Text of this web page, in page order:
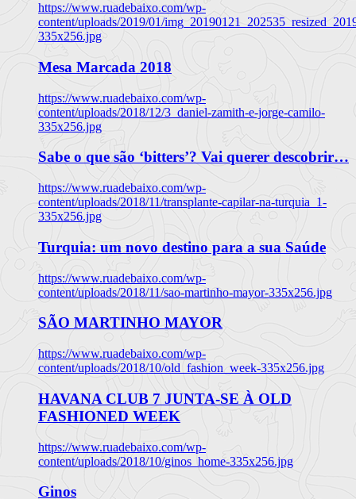
https://www.ruadebaixo.com/wp-
content/uploads/2019/01/
335x256.jpg
Mesa Marcada 2018
https://www.ruadebaixo.com/wp-
content/uploads/2018/12/3_daniel-zamith-e-jorge-camilo-
335x256.jpg
Sabe o que são ‘bitters’? Vai querer descobrir…
https://www.ruadebaixo.com/wp-
content/uploads/2018/11/transplante-capilar-na-turquia_1-
335x256.jpg
Turquia: um novo destino para a sua Saúde
https://www.ruadebaixo.com/wp-
content/uploads/2018/11/sao-martinho-mayor-335x256.jpg
SÃO MARTINHO MAYOR
https://www.ruadebaixo.com/wp-
content/uploads/2018/10/old_fashion_week-335x256.jpg
HAVANA CLUB 7 JUNTA-SE À OLD
FASHIONED WEEK
https://www.ruadebaixo.com/wp-
content/uploads/2018/10/ginos_home-335x256.jpg
Ginos